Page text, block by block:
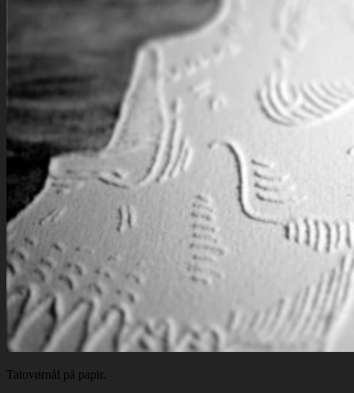
Tatovørnål på papir.